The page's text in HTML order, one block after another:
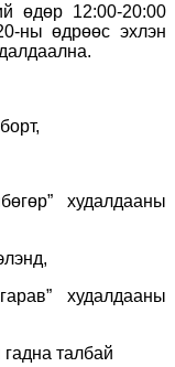
өдөр 12:00-20:00
ны өдрөөс эхлэн
худалдааны
худалдааны
гадна талбай